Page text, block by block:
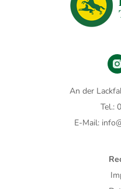
An der
Tel.:
E-Mail: